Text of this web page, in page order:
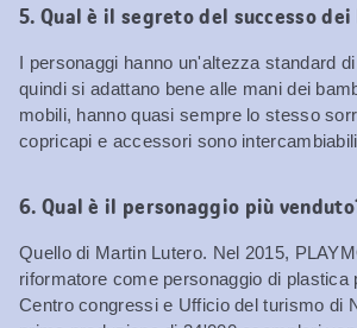
5. Qual è il segreto del successo dei
I personaggi hanno un'altezza standard
quindi si adattano bene alle mani dei
mobili, hanno quasi sempre lo stesso
copricapi e accessori sono
6. Qual è il personaggio più
Quello di Martin Lutero. Nel 2015,
riformatore come personaggio di plastica
Centro congressi e Ufficio del turismo di